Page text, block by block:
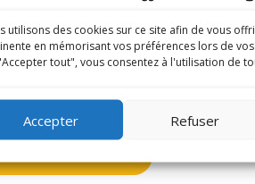
utilisons des cookies sur ce site afin de vous
en mémorisant vos préférences lors de
tout", vous consentez à l'utilisation de
Accepter Refuser
AU MAGAZINE